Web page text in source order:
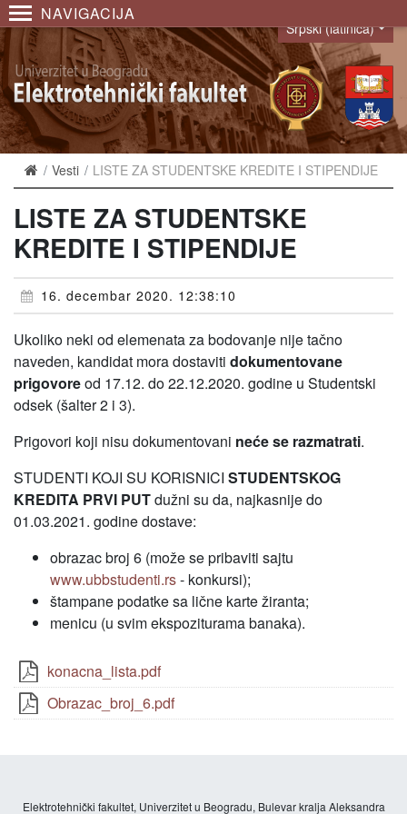
NAVIGACIJA
Language
Srpski (latinica)
Vesti LISTE ZA STUDENTSKE KREDITE I STIPENDIJE
LISTE ZA STUDENTSKE
KREDITE I STIPENDIJE
16. decembar 2020. 12:38:10
Ukoliko neki od elemenata za bodovanje nije tačno
naveden, kandidat mora dostaviti dokumentovane
prigovoreod 17.12. do 22.12.2020. godine u Studentski
odsek (šalter 2 i 3).
Prigovori koji nisu dokumentovani neće se razmatrati.
STUDENTI KOJI SU KORISNICI STUDENTSKOG
KREDITA PRVI PUTdužni su da, najkasnije do
01.03.2021. godine dostave:
obrazac broj 6 (može se pribaviti sajtu
www.ubbstudenti.rs- konkursi);
štampane podatke sa lične karte žiranta;
menicu (u svim ekspoziturama banaka).
konacna_lista.pdf
Obrazac_broj_6.pdf
Elektrotehnički fakultet, Univerzitet u Beogradu, Bulevar kralja Aleksandra